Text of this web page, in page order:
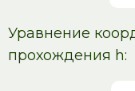
Уравнение
прохождения h: